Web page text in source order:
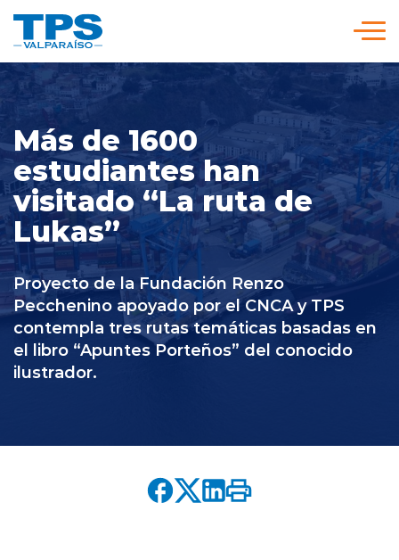
Somos TPS
Nuestra Visión Estratégica
Servicios y Tarifas
Políticas y Procedimientos
Prensa
Más de 1600
estudiantes han
visitado “La ruta de
Lukas”
Proyecto de la Fundación Renzo
Pecchenino apoyado por el CNCA y TPS
contempla tres rutas temáticas basadas en
el libro “Apuntes Porteños” del conocido
ilustrador.